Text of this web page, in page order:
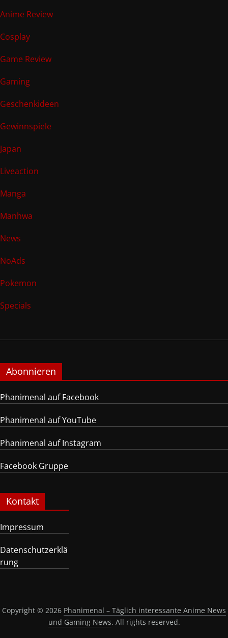
Anime Review
Cosplay
Game Review
Gaming
Geschenkideen
Gewinnspiele
Japan
Liveaction
Manga
Manhwa
News
NoAds
Pokemon
Specials
Abonnieren
Phanimenal auf Facebook
Phanimenal auf YouTube
Phanimenal auf Instagram
Facebook Gruppe
Kontakt
Impressum
Datenschutzerklä
rung
Copyright © 2026 Phanimenal – Täglich interessante Anime News
und Gaming News. All rights reserved.